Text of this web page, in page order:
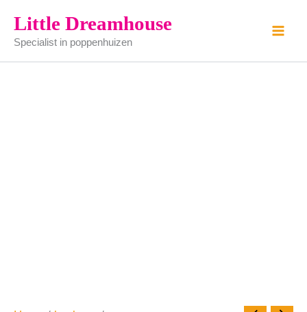
naar
inhoud
Little Dreamhouse
Specialist in poppenhuizen
aantal